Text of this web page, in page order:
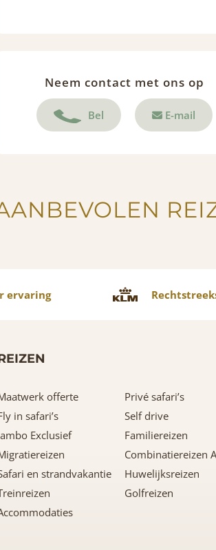
Neem contact met ons op
Bel E-mail
ervaring
offerte
Privé safari’s
in safari’s
Self drive
Exclusief
Familiereizen
Combinatiereizen
en strandvakantie
Huwelijksreizen
Golfreizen